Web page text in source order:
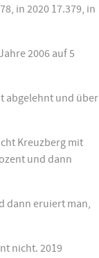
in 2020 17.379, in
2006 auf 5
abgelehnt und über
Kreuzberg mit
und dann
dann eruiert man,
nicht. 2019